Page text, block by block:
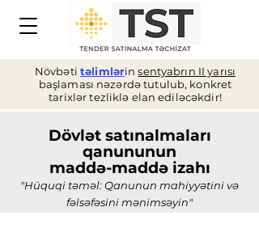
Növbəti təlimlərinsentyabrın II yarısı
başlaması nəzərdə tutulub, konkret
tarixlər tezliklə elan ediləcəkdir!
Dövlət satınalmaları
qanununun
maddə-maddə izahı
"Hüquqi təməl: Qanunun mahiyyətini və
fəlsəfəsini mənimsəyin"